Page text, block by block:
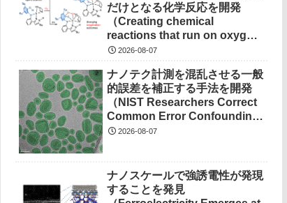
だけとなる化学反応を開発
（Creating chemical
reactions that run on oxygen,
produce only water as
2026-08-07
ナノテク計測を混乱させる一般
的誤差を補正する手法を開発
（NIST Researchers Correct
Common Error Confounding
Nanotech Measurements）
2026-08-07
ナノスケールで強誘電性が発現
することを発見